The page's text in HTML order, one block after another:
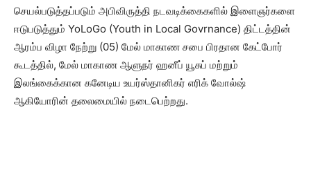
செயல்படுத்தப்படும் அபிவிருத்தி நடவடிக்கைகளில் இளைஞர்களை
ஈடுபடுத்தும் YoLoGo (Youth in Local Govrnance) திட்டத்தின்
ஆரம்ப விழா நேற்று (05) மேல் மாகாண சபை பிரதான கேட்போர்
கூடத்தில், மேல் மாகாண ஆளுநர் ஹனீப் யூசுப் மற்றும்
இலங்கைக்கான கனேடிய உயர்ஸ்தானிகர் எரிக் வோல்ஷ்
ஆகியோரின் தலைமையில் நடைபெற்றது.